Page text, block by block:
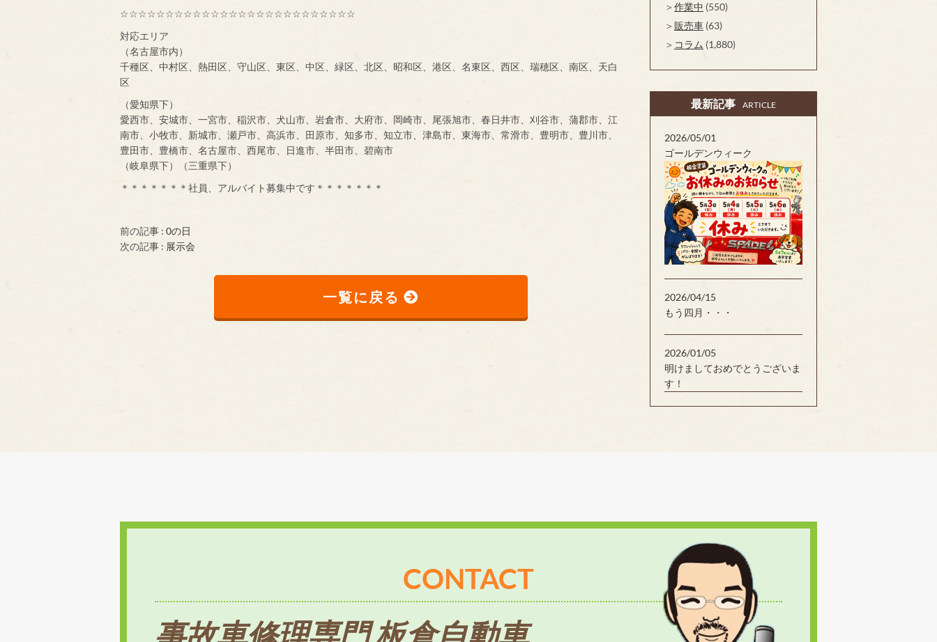
☆☆☆☆☆☆☆☆☆☆☆☆☆☆☆☆☆☆☆☆☆☆☆☆☆☆
対応エリア
（名古屋市内）
千種区、中村区、熱田区、守山区、東区、中区、緑区、北区、昭和区、港区、名東区、西区、瑞穂区、南区、天白
区
（愛知県下）
愛西市、安城市、一宮市、稲沢市、犬山市、岩倉市、大府市、岡崎市、尾張旭市、春日井市、刈谷市、蒲郡市、江
南市、小牧市、新城市、瀬戸市、高浜市、田原市、知多市、知立市、津島市、東海市、常滑市、豊明市、豊川市、
豊田市、豊橋市、名古屋市、西尾市、日進市、半田市、碧南市
（岐阜県下）（三重県下）
＊＊＊＊＊＊＊社員、アルバイト募集中です＊＊＊＊＊＊＊
前の記事 : 0の日
次の記事 : 展示会
一覧に戻る
作業中 (550)
販売車 (63)
コラム (1,880)
最新記事 ARTICLE
2026/05/01
ゴールデンウィーク
2026/04/15
もう四月・・・
2026/01/05
明けましておめでとうございま
す！
CONTACT
事故車修理専門 板倉自動車